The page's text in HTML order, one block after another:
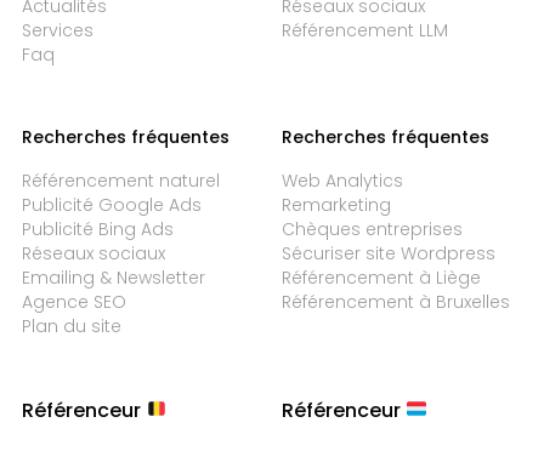
Actualités
Services
Faq
Réseaux sociaux
Référencement LLM
Recherches fréquentes
Référencement naturel
Publicité Google Ads
Publicité Bing Ads
Réseaux sociaux
Emailing & Newsletter
Agence SEO
Plan du site
Recherches fréquentes
Web Analytics
Remarketing
Chèques entreprises
Sécuriser site Wordpress
Référencement à Liège
Référencement à Bruxelles
Référenceur Référenceur